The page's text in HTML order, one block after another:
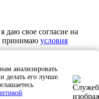
свое согласие на
принимаю условия
свяжется с вами
анализировать
делать его лучше.